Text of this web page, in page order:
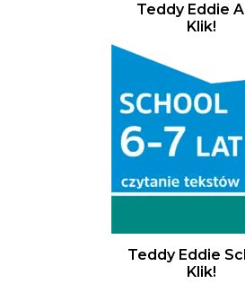
Teddy Eddie
Klik!
Teddy Eddie
Klik!